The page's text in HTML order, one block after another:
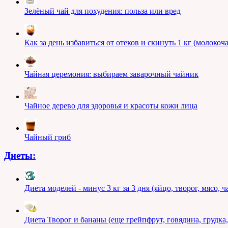
Зелёный чай для похудения: польза или вред
Как за день избавиться от отеков и скинуть 1 кг
Чайная церемония: выбираем заварочный чайник
Чайное дерево для здоровья и красоты кожи лица
Чайный гриб
Диеты:
Диета моделей - минус 3 кг за 3 дня (яйцо, творог, мясо,
Диета Творог и бананы (еще грейпфрут, говядина,